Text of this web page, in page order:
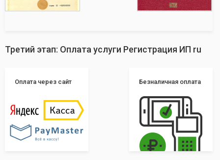
Третий этап: Оплата услуги Регистрация ИП ru
Оплата через сайт Безналичная оплата